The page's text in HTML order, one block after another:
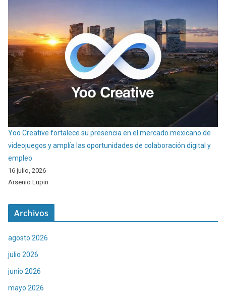
Yoo Creative fortalece su presencia en el mercado mexicano de
videojuegos y amplía las oportunidades de colaboración digital y
empleo
16 julio, 2026
Arsenio Lupin
Archivos
agosto 2026
julio 2026
junio 2026
mayo 2026